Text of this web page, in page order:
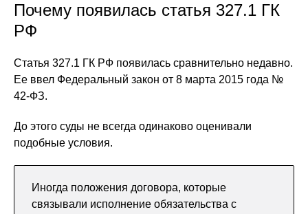
Почему появилась статья 327.1 ГК
РФ
Статья 327.1 ГК РФ появилась сравнительно недавно.
Ее ввел Федеральный закон от 8 марта 2015 года №
42-ФЗ.
До этого суды не всегда одинаково оценивали
подобные условия.
Иногда положения договора, которые
связывали исполнение обязательства с